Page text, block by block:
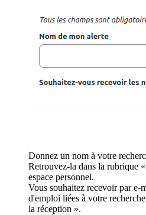
Donnez un nom à votre
Retrouvez-la dans la rubrique
espace personnel.
Vous souhaitez recevoir par e-
d'emploi liées à votre
la réception ».